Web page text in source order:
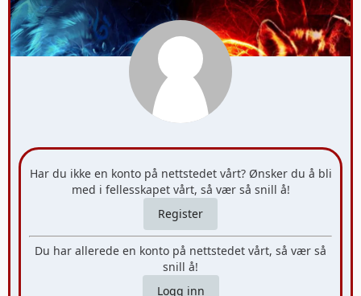
Har du ikke en konto på nettstedet vårt? Ønsker du å bli
med i fellesskapet vårt, så vær så snill å!
Register
Du har allerede en konto på nettstedet vårt, så vær så
snill å!
Logg inn